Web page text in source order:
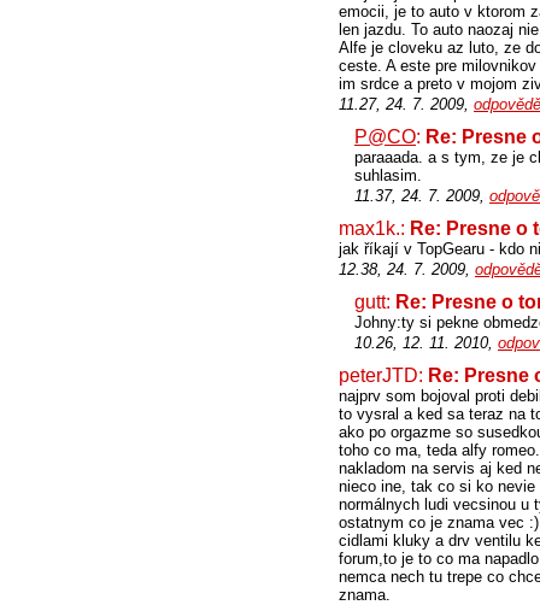
emocii, je to auto v ktorom
len jazdu. To auto naozaj
Alfe je cloveku az luto, ze
ceste. A este pre
im srdce a preto v mojom
11.27, 24. 7. 2009,
P@CO: Re: Presne
paraaada. a s tym, ze je
suhlasim.
11.37, 24. 7. 2009,
max1k.: Re: Presne o
jak říkají v TopGearu - kdo
12.38, 24. 7. 2009,
gutt: Re: Presne o
Johny:ty si pekne
10.26, 12. 11. 2010,
peterJTD: Re: Presne
najprv som bojoval proti
to vysral a ked sa teraz na
ako po orgazme so
toho co ma, teda alfy
nakladom na servis aj ked
nieco ine, tak co si ko
normálnych ludi vecsinou u
ostatnym co je znama vec
cidlami kluky a drv ventilu
forum,to je to co ma
nemca nech tu trepe co
znama.